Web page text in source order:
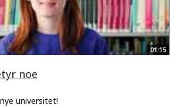
01:15
noe
universitet!